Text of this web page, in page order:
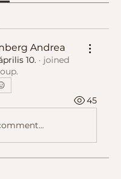
Andrea
Andrea
10. · joined
45